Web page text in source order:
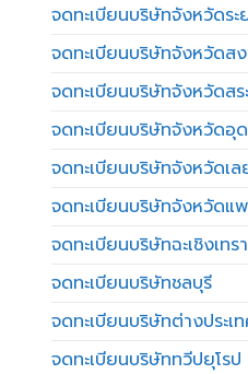
จดทะเบียนบริษัทจังหวัดระ
จดทะเบียนบริษัทจังหวัดส
จดทะเบียนบริษัทจังหวัดสร
จดทะเบียนบริษัทจังหวัดอุ
จดทะเบียนบริษัทจังหวัดเล
จดทะเบียนบริษัทจังหวัดแ
จดทะเบียนบริษัทฉะเชิงเทรา
จดทะเบียนบริษัทชลบุรี
จดทะเบียนบริษัทต่างประเ
จดทะเบียนบริษัททวีปยุโรป